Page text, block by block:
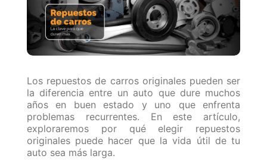
Los repuestos de carros originales pueden ser
la diferencia entre un auto que dure muchos
años en buen estado y uno que enfrenta
problemas recurrentes. En este artículo,
exploraremos por qué elegir repuestos
originales puede hacer que la vida útil de tu
auto sea más larga.